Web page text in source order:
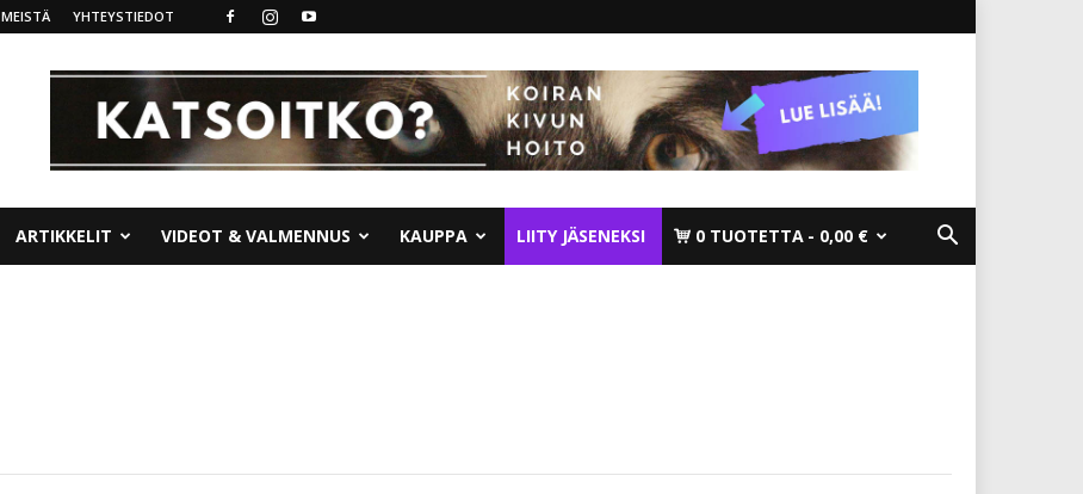
MEISTÄ YHTEYSTIEDOT
ARTIKKELIT VIDEOT & VALMENNUS KAUPPA LIITY JÄSENEKSI 0 TUOTETTA 0,00 €